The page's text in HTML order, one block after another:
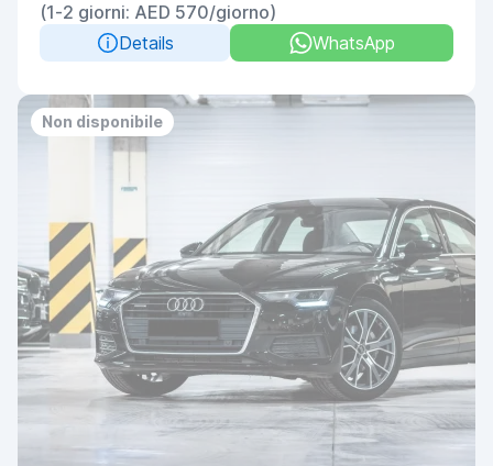
(1-2 giorni: AED 570/giorno)
Details
WhatsApp
Non disponibile